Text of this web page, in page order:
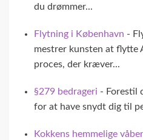
du drømmer...
Flytning i København -
mestrer kunsten at flytte
proces, der kræver...
§279 bedrageri - Forestil
for at have snydt dig til
Kokkens hemmelige